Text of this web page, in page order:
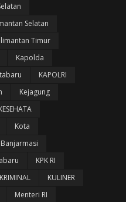
Selatan
Timur
Kapolda
KAPOLRI
Kejagung
Kota
KPK RI
KRIMINAL
KULINER
Menteri RI